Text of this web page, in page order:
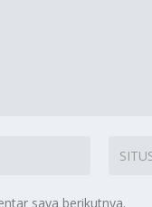
saya berikutnya.